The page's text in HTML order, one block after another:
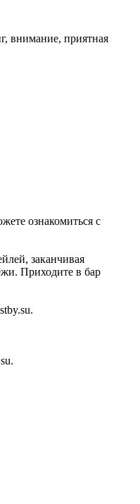
внимание, приятная
ознакомиться с
заканчивая
Приходите в бар